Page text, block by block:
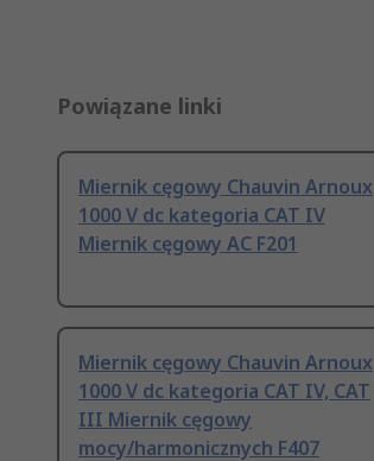
Powiązane linki
Miernik cęgowy Chauvin Arnoux
1000 V dc kategoria CAT IV
Miernik cęgowy AC F201
Miernik cęgowy Chauvin Arnoux
1000 V dc kategoria CAT IV, CAT
III Miernik cęgowy
mocy/harmonicznych F407